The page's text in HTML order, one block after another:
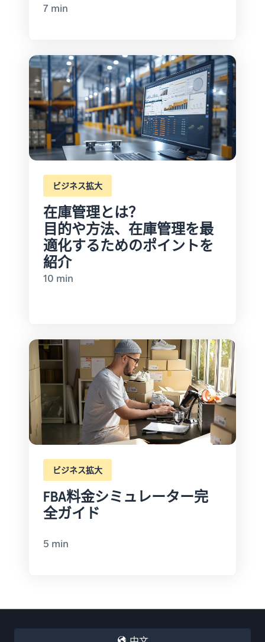
7 min
ビジネス拡大
在庫管理とは？
目的や方法、在庫管理を最
適化するためのポイントを
紹介
10 min
ビジネス拡大
FBA料金シミュレーター完
全ガイド
5 min